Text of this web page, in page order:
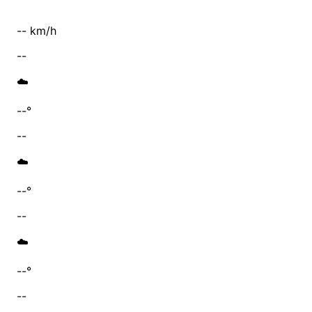
-- km/h
--
☁️
--°
--
☁️
--°
--
☁️
--°
--